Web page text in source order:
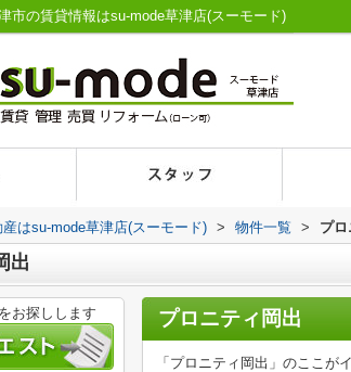
市の賃貸情報はsu-mode草津店(スーモード)
はsu-mode草津店(スーモード) > 物件一覧 > プ
出
プロニティ岡出
「プロニティ岡出」のここ
お探しします